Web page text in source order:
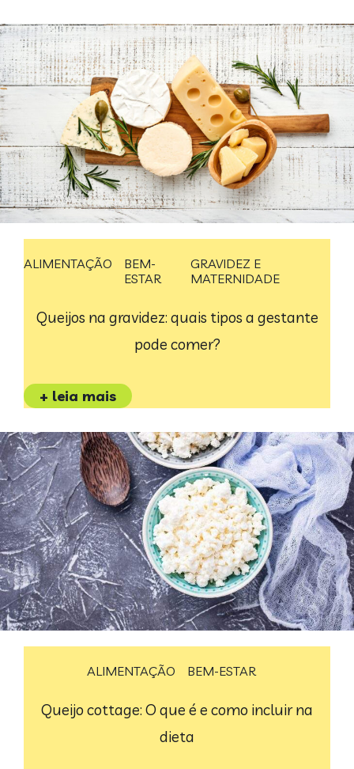
ALIMENTAÇÃO
BEM-
ESTAR
GRAVIDEZ E
MATERNIDADE
Queijos na gravidez: quais tipos a gestante
pode comer?
+ leia mais
ALIMENTAÇÃO BEM-ESTAR
Queijo cottage: O que é e como incluir na
dieta